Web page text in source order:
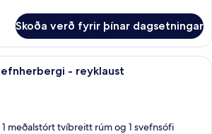
Skoða verð fyrir þínar dagsetningar
Straujárn/strauborð, ferðavagga,
- reyklaust
meðalstórt tvíbreitt rúm og 1 svefnsófi